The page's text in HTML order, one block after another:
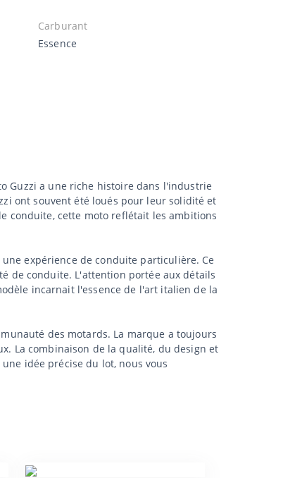
Carburant
Essence
Guzzi a une riche histoire dans l'industrie
ont souvent été loués pour leur solidité et
conduite, cette moto reflétait les ambitions
expérience de conduite particulière. Ce
de conduite. L'attention portée aux détails
incarnait l'essence de l'art italien de la
des motards. La marque a toujours
La combinaison de la qualité, du design et
idée précise du lot, nous vous